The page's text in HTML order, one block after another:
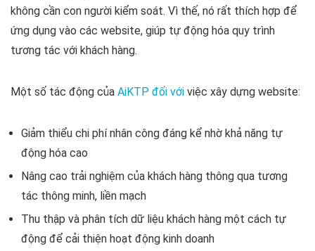
không cần con người kiểm soát. Vì thế, nó rất thích hợp để
ứng dụng vào các website, giúp tự động hóa quy trình
tương tác với khách hàng.
Một số tác động của AiKTP đối với việc xây dựng website:
Giảm thiểu chi phí nhân công đáng kể nhờ khả năng tự
động hóa cao
Nâng cao trải nghiệm của khách hàng thông qua tương
tác thông minh, liền mạch
Thu thập và phân tích dữ liệu khách hàng một cách tự
động để cải thiện hoạt động kinh doanh